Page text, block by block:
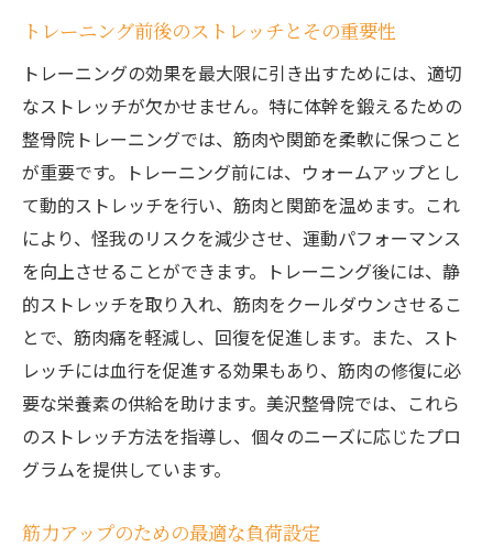
トレーニング前後のストレッチとその重要性
トレーニングの効果を最大限に引き出すためには、適切
なストレッチが欠かせません。特に体幹を鍛えるための
整骨院トレーニングでは、筋肉や関節を柔軟に保つこと
が重要です。トレーニング前には、ウォームアップとし
て動的ストレッチを行い、筋肉と関節を温めます。これ
により、怪我のリスクを減少させ、運動パフォーマンス
を向上させることができます。トレーニング後には、静
的ストレッチを取り入れ、筋肉をクールダウンさせるこ
とで、筋肉痛を軽減し、回復を促進します。また、スト
レッチには血行を促進する効果もあり、筋肉の修復に必
要な栄養素の供給を助けます。美沢整骨院では、これら
のストレッチ方法を指導し、個々のニーズに応じたプロ
グラムを提供しています。
筋力アップのための最適な負荷設定